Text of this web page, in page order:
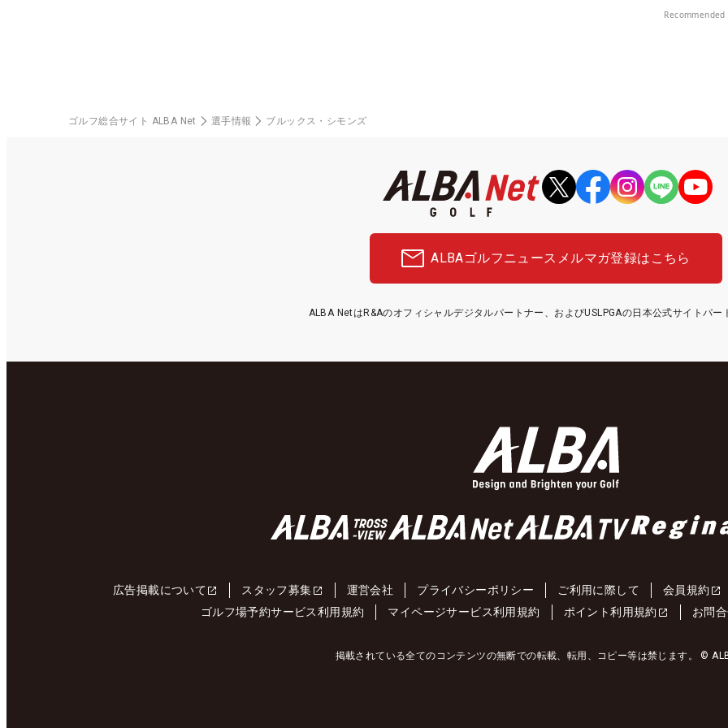
Recommended
ゴルフ総合サイト ALBA Net 選手情報 ブルックス・シモンズ
ALBAゴルフニュース メルマガ登録はこちら
ALBA NetはR&Aのオフィシャルデジタルパートナー、およびUSLPGAの日本公式サイトパー
広告掲載について スタッフ募集 運営会社 プライバシーポリシー ご利用に際して 会員規約
ゴルフ場予約サービス利用規約
マイページサービス利用規約 ポイント利用規約 お問
掲載されている全てのコンテンツの無断での転載、転用、コピー等は禁じます。 ©